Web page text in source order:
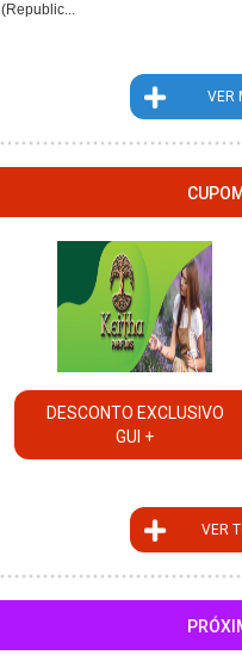
(Republic...
VER
DESCONTO EXCLUSIVO
GUI +
VER